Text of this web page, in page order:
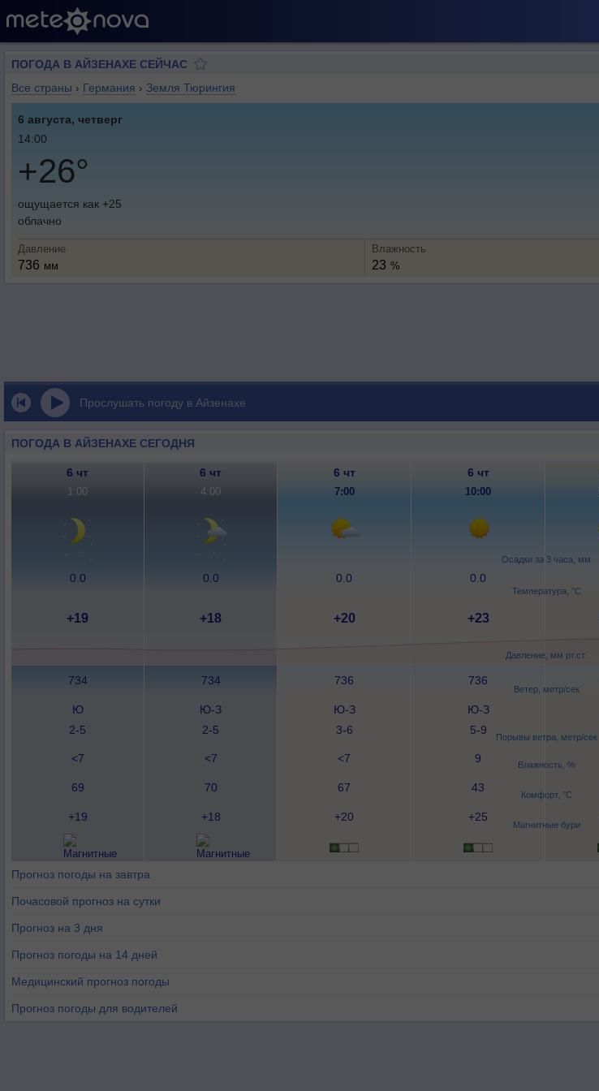
ПОГОДА В АЙЗЕНАХЕ СЕЙЧАС
Все страны › Германия › Земля Тюрингия
6 августа, четверг
14:00
+26°
ощущается как +25
облачно
Давление
736 мм
Влажность
23 %
Прослушать погоду в Айзенахе
ПОГОДА В АЙЗЕНАХЕ СЕГОДНЯ
Осадки за 3 часа, мм
Температура, °C
Давление, мм рт.ст.
Ветер, метр/сек
Порывы ветра, метр/сек
Влажность, %
Комфорт, °C
Магнитные бури
6 чт 6 чт 6 чт 6 чт
1:00 4:00 7:00 10:00
0.0 0.0 0.0 0.0
+19 +18 +20 +23
734 734 736 736
Ю
2-5
Ю-З
2-5
Ю-З
3-6
Ю-З
5-9
<7 <7 <7 9
69 70 67 43
+19 +18 +20 +25
Прогноз погоды на завтра
Почасовой прогноз на сутки
Прогноз на 3 дня
Прогноз погоды на 14 дней
Медицинский прогноз погоды
Прогноз погоды для водителей